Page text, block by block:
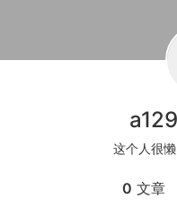
这个人很
0 文章